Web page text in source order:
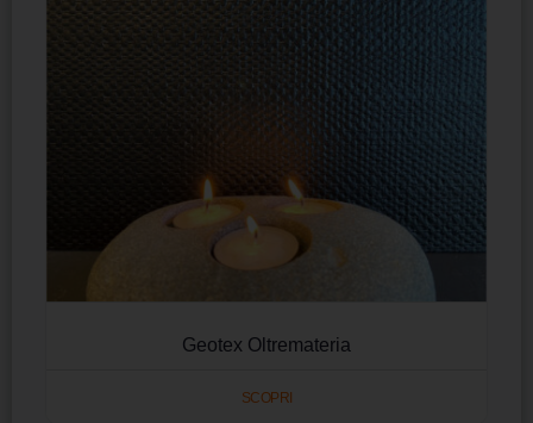
Geotex Oltremateria
SCOPRI